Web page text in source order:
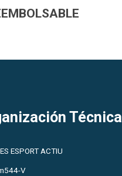
Técnica
ESPORT ACTIU
V